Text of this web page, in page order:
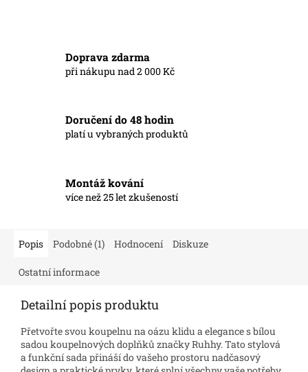
Doprava zdarma
při nákupu nad 2 000 Kč
Doručení do 48 hodin
platí u vybraných produktů
Montáž kování
více než 25 let zkušeností
Popis Podobné (1) Hodnocení Diskuze
Ostatní informace
Detailní popis produktu
Přetvořte svou koupelnu na oázu klidu a elegance s bílou
sadou koupelnových doplňků značky Ruhhy. Tato stylová
a funkční sada přináší do vašeho prostoru nadčasový